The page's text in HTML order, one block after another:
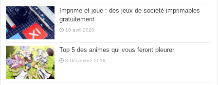
Imprime et joue : des jeux de société imprimables
gratuitement
10 avril 2020
Top 5 des animes qui vous feront pleurer
8 Décembre 2018